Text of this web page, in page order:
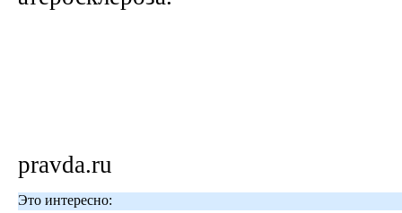
pravda.ru
Это интересно: